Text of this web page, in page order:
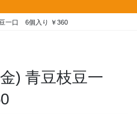
一口 6個入り ￥360
) 青豆枝豆一